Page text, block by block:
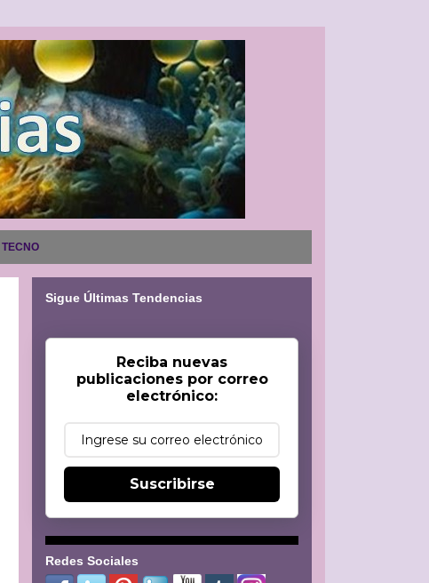
TECNO
Sigue Últimas Tendencias
Reciba nuevas
publicaciones por correo
electrónico:
Suscribirse
Redes Sociales